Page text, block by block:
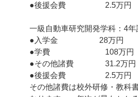
●後援会費 2.5万円
一級自動車研究開発学科：4年
●入学金 28万円
●学費 108万円
●その他諸費 31.2万円
●後援会費 2.5万円
その他諸費は校外研修・教科